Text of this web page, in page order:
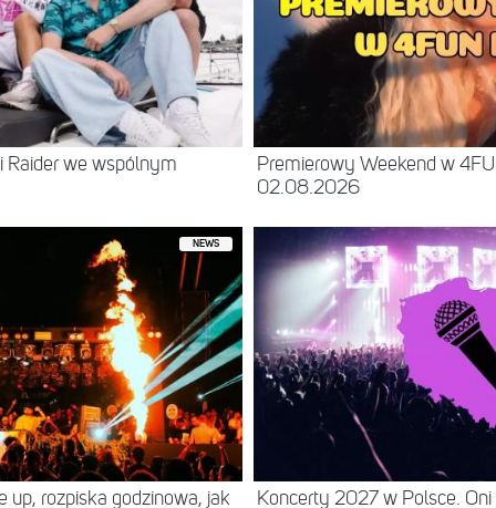
Raider we wspólnym
Premierowy Weekend w
02.08.2026
NEWS
up, rozpiska godzinowa, jak
Koncerty 2027 w Polsce.